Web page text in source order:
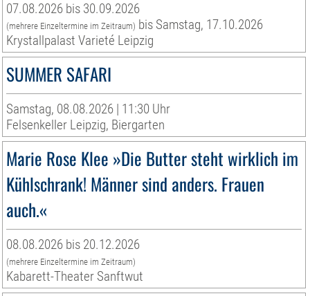
07.08.2026 bis 30.09.2026
(mehrere Einzeltermine im Zeitraum) bis Samstag, 17.10.2026
Krystallpalast Varieté Leipzig
SUMMER SAFARI
Samstag, 08.08.2026 | 11:30 Uhr
Felsenkeller Leipzig, Biergarten
Marie Rose Klee »Die Butter steht wirklich im
Kühlschrank! Männer sind anders. Frauen
auch.«
08.08.2026 bis 20.12.2026
(mehrere Einzeltermine im Zeitraum)
Kabarett-Theater Sanftwut